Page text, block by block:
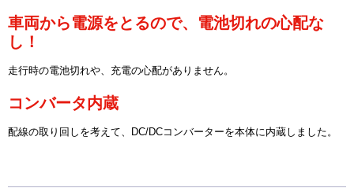
車両から電源をとるので、電池切れの心配な
し！
走行時の電池切れや、充電の心配がありません。
コンバータ内蔵
配線の取り回しを考えて、DC/DCコンバーターを本体に内蔵しました。